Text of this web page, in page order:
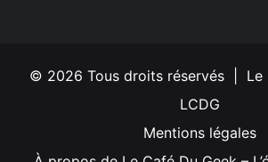
© 2026 Tous droits réservés | Le
LCDG
Mentions légales